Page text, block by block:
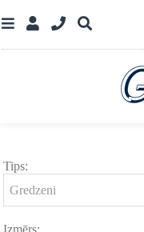
Tips:
Izmērs: